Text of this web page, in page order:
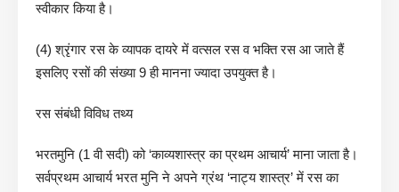
स्वीकार किया है।
(4) श्रृंगार रस के व्यापक दायरे में वत्सल रस व भक्ति रस आ जाते हैं
इसलिए रसों की संख्या 9 ही मानना ज्यादा उपयुक्त है।
रस संबंधी विविध तथ्य
भरतमुनि (1 वी सदी) को ‘काव्यशास्त्र का प्रथम आचार्य’ माना जाता है।
सर्वप्रथम आचार्य भरत मुनि ने अपने ग्रंथ ‘नाट्य शास्त्र’ में रस का